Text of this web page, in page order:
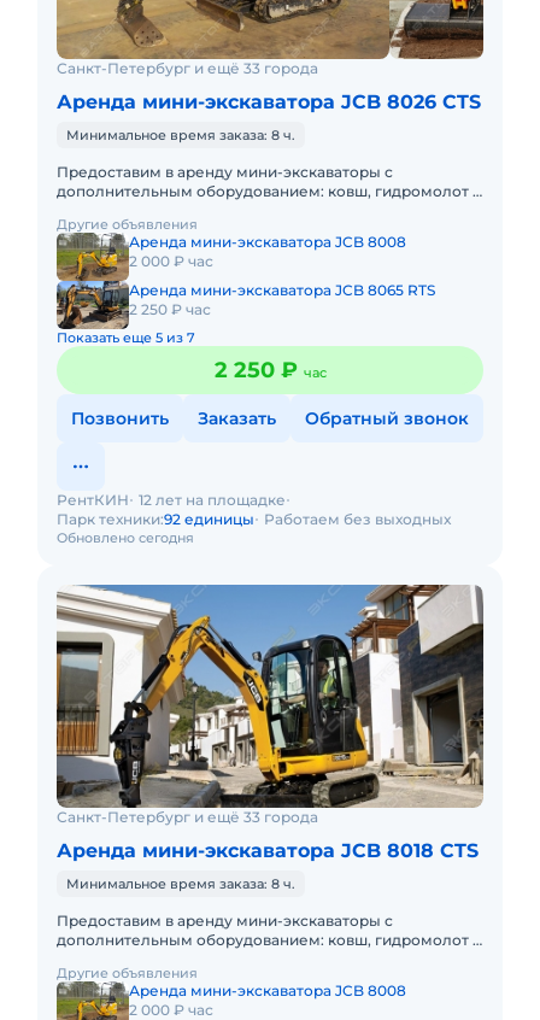
Санкт-Петербург и ещё 33 города
Аренда мини-экскаватора JCB 8026 CTS
Минимальное время заказа: 8 ч.
Предоставим в аренду мини-экскаваторы с
дополнительным оборудованием: ковш, гидромолот и
часов работы + 1 час
Другие объявления
Аренда мини-экскаватора JCB 8008
2 000 ₽ час
Аренда мини-экскаватора JCB 8065 RTS
2 250 ₽ час
Показать еще 5 из 7
2 250 ₽ час
Позвонить Заказать Обратный звонок
Обновлено сегодня
РентКИН 12 лет на площадке
Парк техники:92 единицы Работаем без выходных
Санкт-Петербург и ещё 33 города
Аренда мини-экскаватора JCB 8018 CTS
Минимальное время заказа: 8 ч.
Предоставим в аренду мини-экскаваторы с
дополнительным оборудованием: ковш, гидромолот и
доставка эвакуатором о
Другие объявления
Аренда мини-экскаватора JCB 8008
2 000 ₽ час